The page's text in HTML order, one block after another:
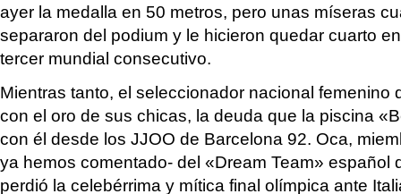
ayer la medalla en 50 metros, pero unas míseras
separaron del podium y le hicieron quedar cuarto
tercer mundial consecutivo.
Mientras tanto, el seleccionador nacional femenino
con el oro de sus chicas, la deuda que la piscina
con él desde los JJOO de Barcelona 92. Oca,
ya hemos comentado- del «Dream Team» español
perdió la celebérrima y mítica final olímpica ante